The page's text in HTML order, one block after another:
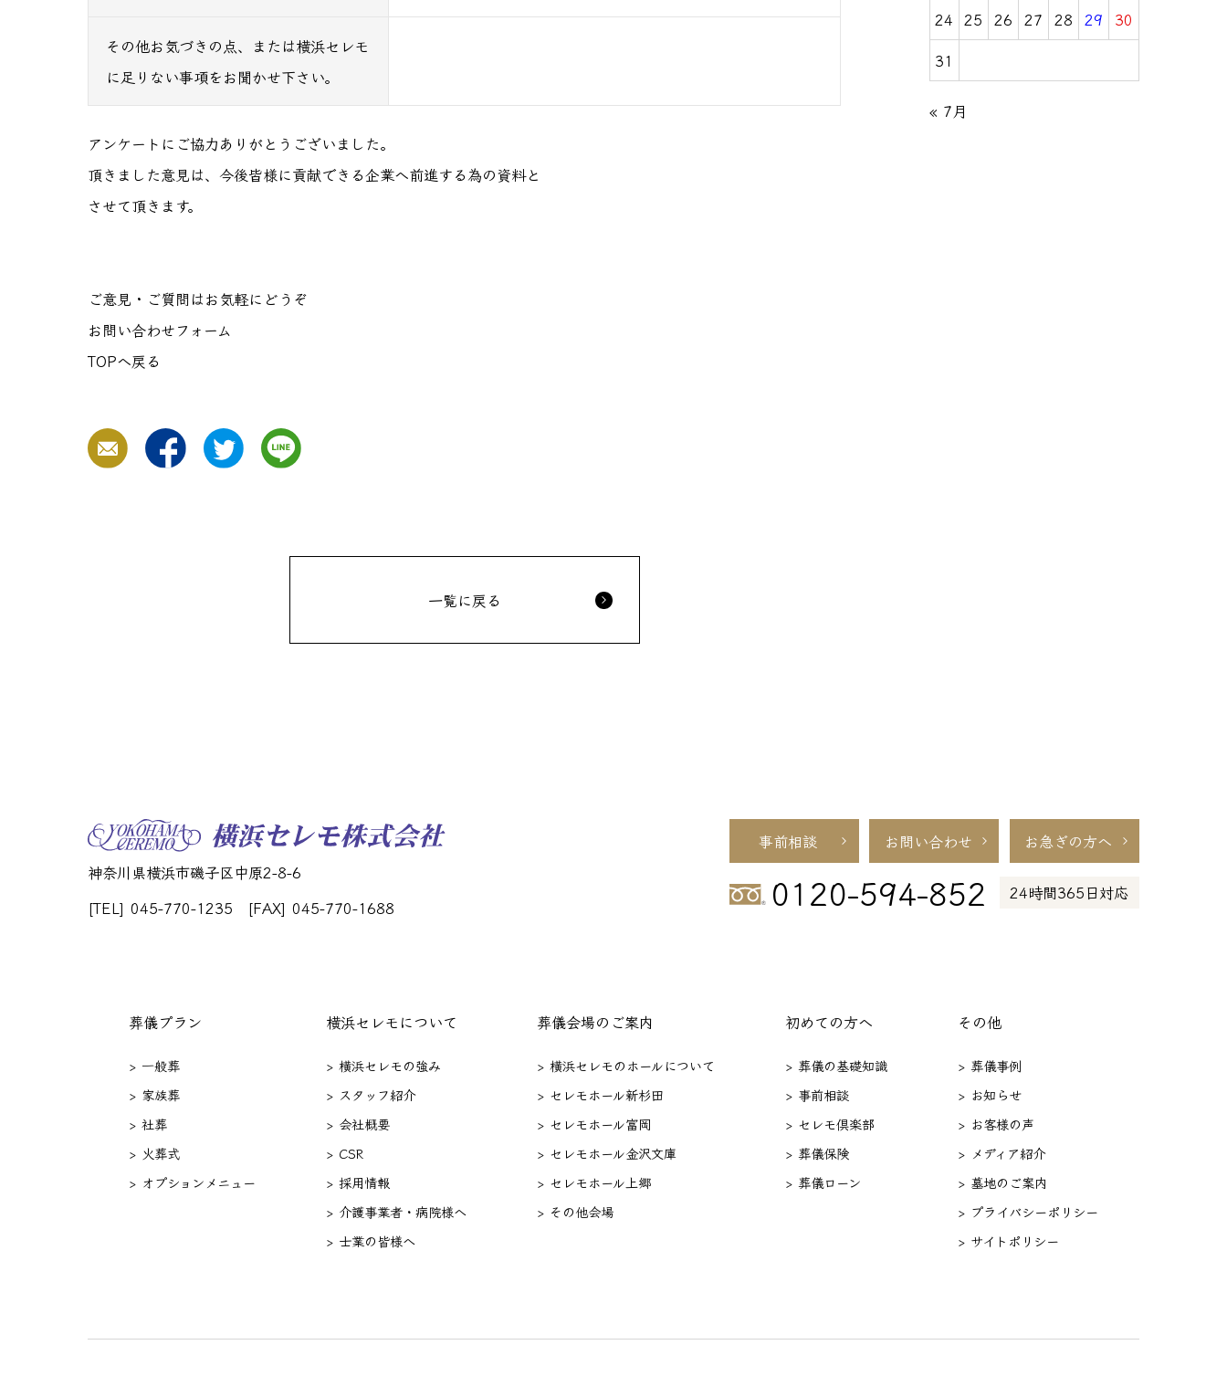
その他お気づきの点、または横浜セレモ
に足りない事項をお聞かせ下さい。
アンケートにご協力ありがとうございました。
頂きました意見は、今後皆様に貢献できる企業へ前進する為の資料と
させて頂きます。
ご意見・ご質問はお気軽にどうぞ
お問い合わせフォーム
TOPへ戻る
一覧に戻る
24 25 26 27 28 29
30
31
« 7月
神奈川県横浜市磯子区中原2-8-6
[TEL] 045-770-1235
[FAX] 045-770-1688
事前相談 お問い合わせ お急ぎの方へ
0120-594-852 24時間365日対応
葬儀プラン
> 一般葬
> 家族葬
> 社葬
> 火葬式
> オプションメニュー
横浜セレモについて
> 横浜セレモの強み
> スタッフ紹介
> 会社概要
> CSR
> 採用情報
> 介護事業者・病院様へ
> 士業の皆様へ
葬儀会場のご案内
> 横浜セレモのホールについて
> セレモホール新杉田
> セレモホール富岡
> セレモホール金沢文庫
> セレモホール上郷
> その他会場
初めての方へ
> 葬儀の基礎知識
> 事前相談
> セレモ倶楽部
> 葬儀保険
> 葬儀ローン
その他
> 葬儀事例
> お知らせ
> お客様の声
> メディア紹介
> 墓地のご案内
> プライバシーポリシー
> サイトポリシー